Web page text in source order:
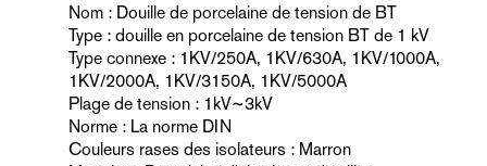
Nom : Douille de porcelaine de tension de BT
Type : douille en porcelaine de tension BT de 1 kV
Type connexe : 1KV/250A, 1KV/630A, 1KV/1000A,
1KV/2000A, 1KV/3150A, 1KV/5000A
Plage de tension : 1kV~3kV
Norme : La norme DIN
Couleurs rases des isolateurs : Marron